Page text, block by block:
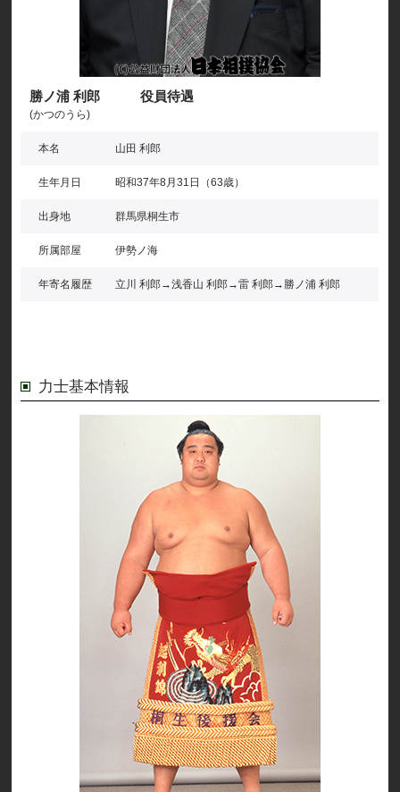
勝ノ浦 利郎 役員待遇
(かつのうら)
本名 山田 利郎
生年月日 昭和37年8月31日（63歳）
出身地 群馬県桐生市
所属部屋 伊勢ノ海
年寄名履歴 立川 利郎→浅香山 利郎→雷 利郎→勝ノ浦 利郎
力士基本情報